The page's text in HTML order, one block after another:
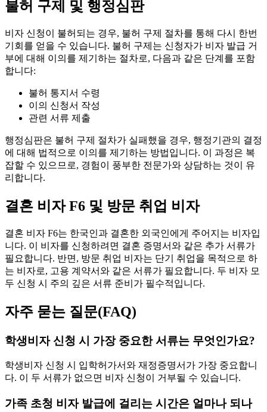
불허 구제 및 행정심판
비자 신청이 불허되는 경우, 불허 구제 절차를 통해 다시 한번
기회를 얻을 수 있습니다. 불허 구제는 신청자가 비자 발급 거
부에 대해 이의를 제기하는 절차로, 다음과 같은 단계를 포함
합니다:
불허 통지서 수령
이의 신청서 작성
관련 서류 제출
행정심판은 불허 구제 절차가 실패했을 경우, 행정기관의 결정
에 대해 법적으로 이의를 제기하는 방법입니다. 이 과정은 복
잡할 수 있으므로, 경험이 풍부한 전문가와 상담하는 것이 유
리합니다.
결혼 비자 F6 및 방문 취업 비자
결혼 비자 F6는 한국인과 결혼한 외국인에게 주어지는 비자입
니다. 이 비자를 신청하려면 결혼 증명서와 같은 추가 서류가
필요합니다. 반면, 방문 취업 비자는 단기 취업을 목적으로 하
는 비자로, 고용 계약서와 같은 서류가 필요합니다. 두 비자 모
두 신청 시 주의 깊은 서류 준비가 필수적입니다.
자주 묻는 질문(FAQ)
학생비자 신청 시 가장 중요한 서류는 무엇인가요?
학생비자 신청 시 입학허가서와 재정증명서가 가장 중요합니
다. 이 두 서류가 없으면 비자 신청이 거부될 수 있습니다.
가족 초청 비자 발급에 걸리는 시간은 얼마나 되나